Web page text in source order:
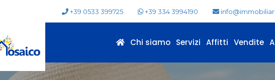
+39 0533 399725 +39 334 3994190
Chi siamo Servizi Affitti Vendite